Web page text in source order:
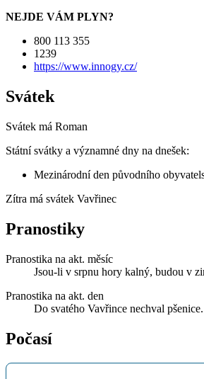
NEJDE VÁM PLYN?
800 113 355
1239
https://www.innogy.cz/
Svátek
Svátek má Roman
Státní svátky a významné dny na dnešek:
Mezinárodní den původního
Zítra má svátek Vavřinec
Pranostiky
Pranostika na akt. měsíc
Jsou-li v srpnu hory kalný, budou v
Pranostika na akt. den
Do svatého Vavřince nechval pšenice.
Počasí